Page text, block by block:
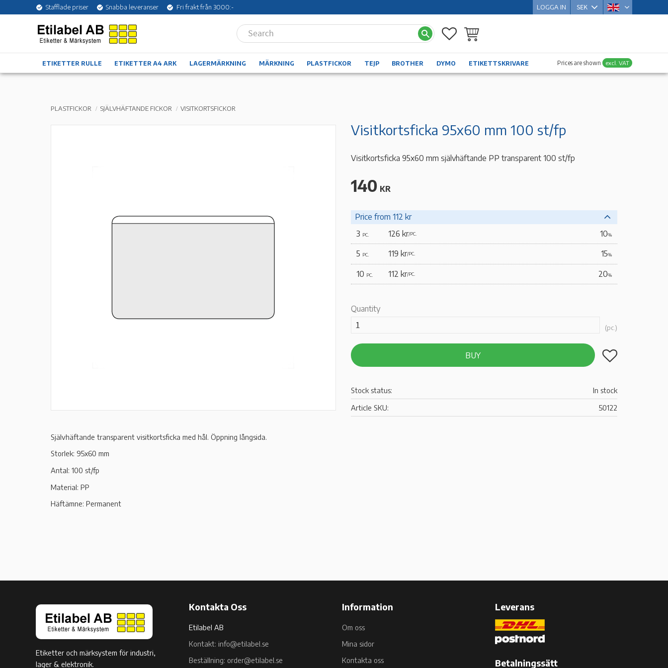
Stafflade priser Snabba leveranser Fri frakt från 3000:- LOGGA IN
Favorites
Basket
ETIKETTER RULLE ETIKETTER A4 ARK LAGERMÄRKNING MÄRKNING PLASTFICKOR TEJP BROTHER DYMO ETIKETTSKRIVARE Prices are shown excl. VAT
PLASTFICKOR SJÄLVHÄFTANDE FICKOR VISITKORTSFICKOR
Visitkortsficka 95x60 mm 100 st/fp
Visitkortsficka 95x60 mm självhäftande PP transparent 100 st/fp
140 KR
Price from 112 kr
3 PC. 126 kr/PC. 10%
5 PC. 119 kr/PC. 15%
10 PC. 112 kr/PC. 20%
Quantity
pc.
BUY Add to favorites
Stock status
In stock
Article SKU
50122
Självhäftande transparent visitkortsficka med hål. Öppning långsida.
Storlek: 95x60 mm
Antal: 100 st/fp
Material: PP
Häftämne: Permanent
Etiketter och märksystem för industri,
lager & elektronik.
Kontakta Oss
Etilabel AB
Kontakt: info@etilabel.se
Beställning: order@etilabel.se
Information
Om oss
Mina sidor
Kontakta oss
Leverans
Betalningssätt